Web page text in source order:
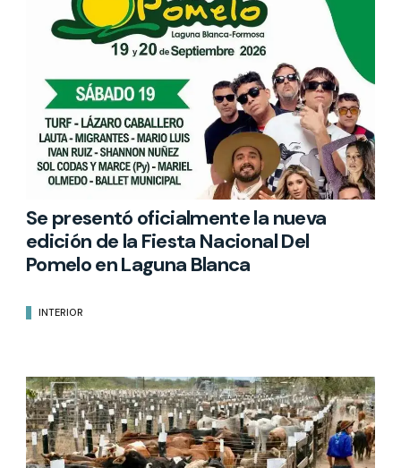
Se presentó oficialmente la nueva
edición de la Fiesta Nacional Del
Pomelo en Laguna Blanca
INTERIOR